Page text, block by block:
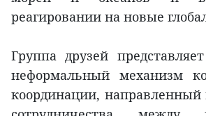
реагировании на новые
Группа друзей
неформальный механизм
координации, направленный